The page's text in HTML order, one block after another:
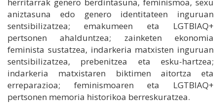
aniztasuna edo genero identitateen inguruan
sentsibilizatzea; emakumeen eta LGTBIAQ+
pertsonen ahalduntzea; zainketen ekonomia
feminista sustatzea, indarkeria matxisten inguruan
sentsibilizatzea, prebenitzea eta esku-hartzea;
indarkeria matxistaren biktimen aitortza eta
erreparazioa; feminismoaren eta LGTBIAQ+
pertsonen memoria historikoa berreskuratzea.